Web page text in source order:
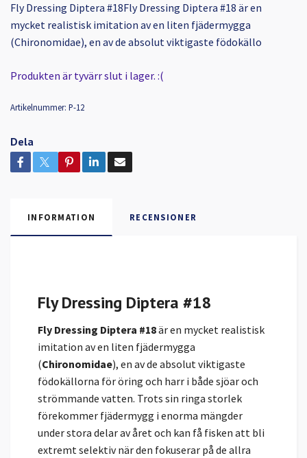
Fly Dressing Diptera #18Fly Dressing Diptera #18 är en
mycket realistisk imitation av en liten fjädermygga
(Chironomidae), en av de absolut viktigaste födokällo
Produkten är tyvärr slut i lager. :(
Artikelnummer: P-12
Dela
INFORMATION RECENSIONER
Fly Dressing Diptera #18
Fly Dressing Diptera #18är en mycket realistisk
imitation av en liten fjädermygga
(Chironomidae), en av de absolut viktigaste
födokällorna för öring och harr i både sjöar och
strömmande vatten. Trots sin ringa storlek
förekommer fjädermygg i enorma mängder
under stora delar av året och kan få fisken att bli
extremt selektiv när den fokuserar på de allra